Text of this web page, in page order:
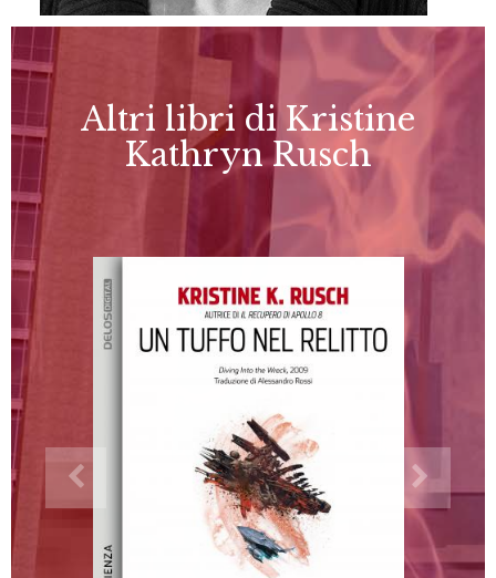
Altri libri di Kristine
Kathryn Rusch